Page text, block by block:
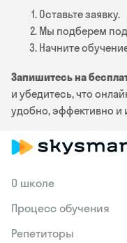
Оставьте заявку.
Мы подберем
Начните
Запишитесь на
и убедитесь, что
удобно, эффективно и
О школе
Процесс обучения
Репетиторы